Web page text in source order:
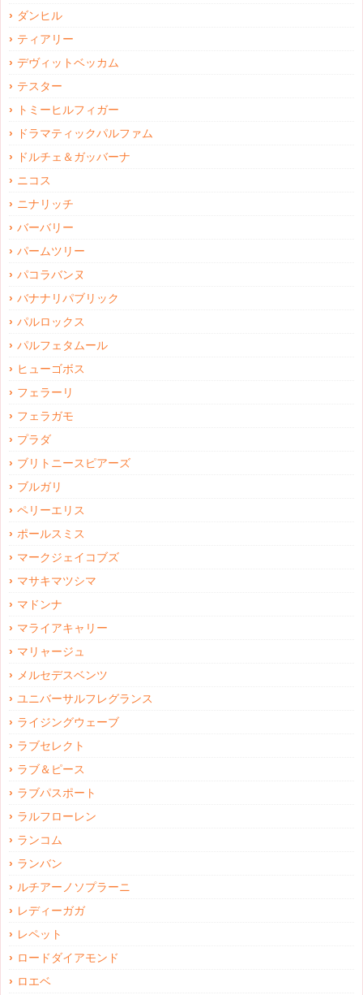
ダンヒル
ティアリー
デヴィットベッカム
テスター
トミーヒルフィガー
ドラマティックパルファム
ドルチェ＆ガッバーナ
ニコス
ニナリッチ
バーバリー
パームツリー
パコラバンヌ
バナナリパブリック
パルロックス
パルフェタムール
ヒューゴボス
フェラーリ
フェラガモ
プラダ
ブリトニースピアーズ
ブルガリ
ペリーエリス
ポールスミス
マークジェイコブズ
マサキマツシマ
マドンナ
マライアキャリー
マリャージュ
メルセデスベンツ
ユニバーサルフレグランス
ライジングウェーブ
ラブセレクト
ラブ＆ピース
ラブパスポート
ラルフローレン
ランコム
ランバン
ルチアーノソプラーニ
レディーガガ
レペット
ロードダイアモンド
ロエベ